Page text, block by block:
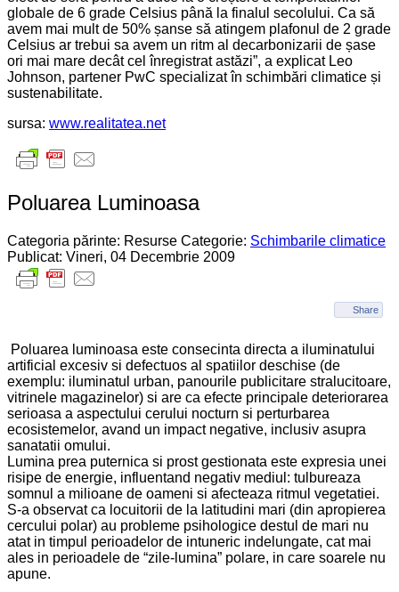
globale de 6 grade Celsius până la finalul secolului. Ca să
avem mai mult de 50% șanse să atingem plafonul de 2 grade
Celsius ar trebui sa avem un ritm al decarbonizarii de șase
ori mai mare decât cel înregistrat astăzi”, a explicat Leo
Johnson, partener PwC specializat în schimbări climatice și
sustenabilitate.
sursa: www.realitatea.net
Poluarea Luminoasa
Categoria părinte: Resurse Categorie: Schimbarile climatice
Publicat: Vineri, 04 Decembrie 2009
Share
Poluarea luminoasa este consecinta directa a iluminatului
artificial excesiv si defectuos al spatiilor deschise (de
exemplu: iluminatul urban, panourile publicitare stralucitoare,
vitrinele magazinelor) si are ca efecte principale deteriorarea
serioasa a aspectului cerului nocturn si perturbarea
ecosistemelor, avand un impact negative, inclusiv asupra
sanatatii omului.
Lumina prea puternica si prost gestionata este expresia unei
risipe de energie, influentand negativ mediul: tulbureaza
somnul a milioane de oameni si afecteaza ritmul vegetatiei.
S-a observat ca locuitorii de la latitudini mari (din apropierea
cercului polar) au probleme psihologice destul de mari nu
atat in timpul perioadelor de intuneric indelungate, cat mai
ales in perioadele de “zile-lumina” polare, in care soarele nu
apune.